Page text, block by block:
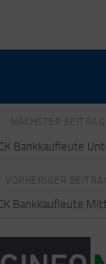
NÄCHSTER BEITRAG
Bankkaufleute
VORHERIGER
Bankkaufleute